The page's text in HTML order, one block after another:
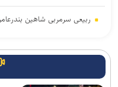
ربیعی سرمربی شاهین
رسمی؛ عالیشاه به گل‌گهر